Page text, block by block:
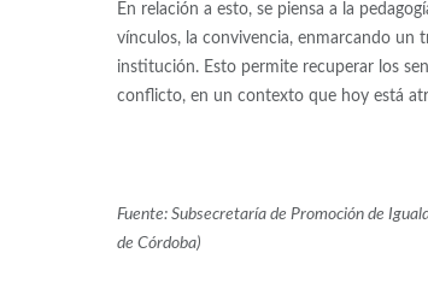
En relación a esto, se piensa a la
vínculos, la convivencia, enmarcando
institución. Esto permite recuperar los
conflicto, en un contexto que hoy está
Fuente: Subsecretaría de Promoción de
de Córdoba)